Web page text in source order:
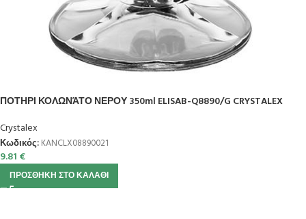
ΠΟΤΗΡΙ ΚΟΛΩΝΆΤΟ ΝΕΡΟΥ 350ml ELISAB-Q8890/G CRYSTALEX
Crystalex
Κωδικός: KANCLX08890021
9.81 €
ΠΡΟΣΘΉΚΗ ΣΤΟ ΚΑΛΆΘΙ